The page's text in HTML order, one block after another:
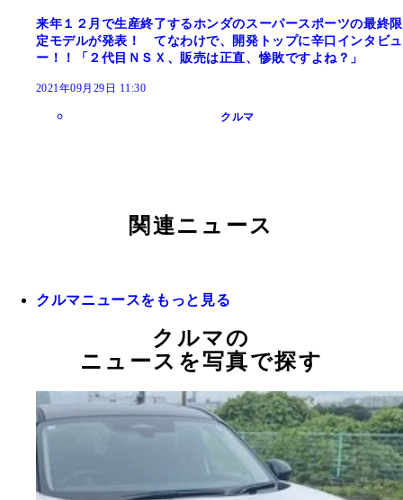
来年１２月で生産終了するホンダのスーパースポーツの最終限
定モデルが発表！ てなわけで、開発トップに辛口インタビュ
ー！！「２代目ＮＳＸ、販売は正直、惨敗ですよね？」
2021年09月29日 11:30
クルマ
関連ニュース
クルマニュースをもっと見る
クルマの
ニュースを写真で探す